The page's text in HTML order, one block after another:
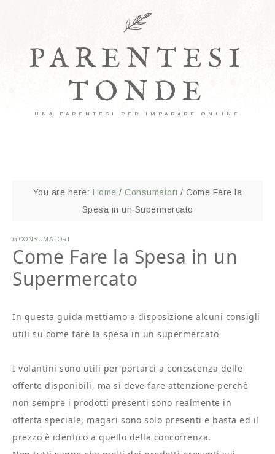
PARENTESI
TONDE
UNA PARENTESI PER IMPARARE ONLINE
You are here: Home / Consumatori / Come Fare la
Spesa in un Supermercato
in CONSUMATORI
Come Fare la Spesa in un
Supermercato
In questa guida mettiamo a disposizione alcuni consigli
utili su come fare la spesa in un supermercato
I volantini sono utili per portarci a conoscenza delle
offerte disponibili, ma si deve fare attenzione perchè
non sempre i prodotti presenti sono realmente in
offerta speciale, magari sono solo presenti e basta ed il
prezzo è identico a quello della concorrenza.